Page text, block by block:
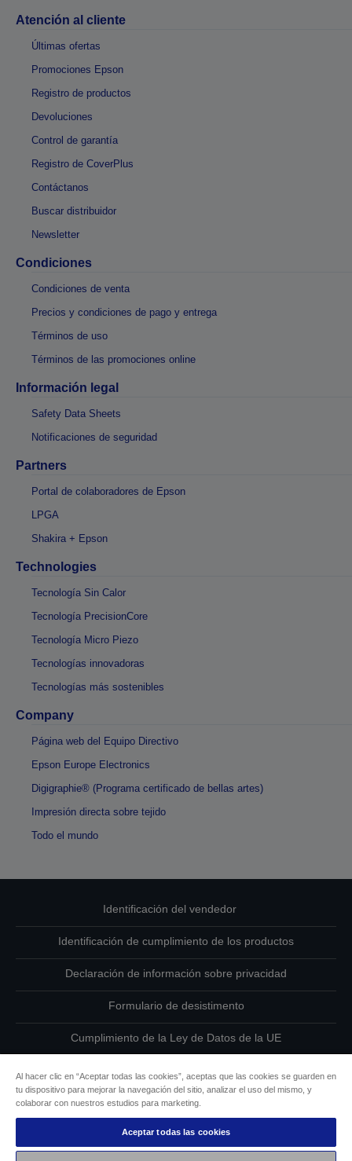
Atención al cliente
Últimas ofertas
Promociones Epson
Registro de productos
Devoluciones
Control de garantía
Registro de CoverPlus
Contáctanos
Buscar distribuidor
Newsletter
Condiciones
Condiciones de venta
Precios y condiciones de pago y entrega
Términos de uso
Términos de las promociones online
Información legal
Safety Data Sheets
Notificaciones de seguridad
Partners
Portal de colaboradores de Epson
LPGA
Shakira + Epson
Technologies
Tecnología Sin Calor
Tecnología PrecisionCore
Tecnología Micro Piezo
Tecnologías innovadoras
Tecnologías más sostenibles
Company
Página web del Equipo Directivo
Epson Europe Electronics
Digigraphie® (Programa certificado de bellas artes)
Impresión directa sobre tejido
Todo el mundo
Identificación del vendedor
Identificación de cumplimiento de los productos
Declaración de información sobre privacidad
Formulario de desistimento
Cumplimiento de la Ley de Datos de la UE
Información sobre cookies
Compromiso de accesibilidad de Epson
Al hacer clic en “Aceptar todas las cookies”, aceptas que las cookies se guarden en
tu dispositivo para mejorar la navegación del sitio, analizar el uso del mismo, y
colaborar con nuestros estudios para marketing.
Aceptar todas las cookies